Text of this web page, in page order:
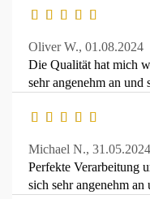
Oliver W., 01.08.2024
Die Qualität hat mich
sehr angenehm an und
Michael N., 31.05.2024
Perfekte Verarbeitung
sich sehr angenehm